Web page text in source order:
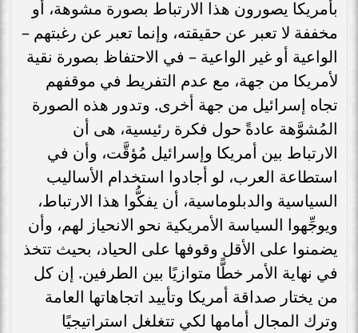
بأمريكا يصورون هذا الارتباط بصورة مشوهة، أو
مخففة لا تعبر عن حقيقته، وإنما تعبر عن رغبتهم –
الواعية أو غير الواعية – في الاحتفاظ بصورة نقية
لأمريكا من جهة، مع عدم التفريط في موقفهم
تجاه إسرائيل من جهة أخرى. وتدور هذه الصورة
المُشوَّهة عادةً حول فكرة رئيسية، هى أن
الارتباط بين أمريكا وإسرائيل مُؤقَّت، وأن في
استطاعة العرب، لو أجادوا استخدام الأساليب
السياسية والدبلوماسية، أن يفكُّوا هذا الارتباط،
ويوجِّهوا السياسة الأمريكية نحو الانحياز لهم، وأن
يضمنوا على الأقل وقوفها على الحياد، بحيث تتخذ
في نهاية الأمر خطًّا متوازيًا بين الطرفين. إن كل
من يختار صداقة أمريكا وتأييد اتجاهاتها العامة
وترك المجال أمامها لكي تتغلغل استراتيجيًا